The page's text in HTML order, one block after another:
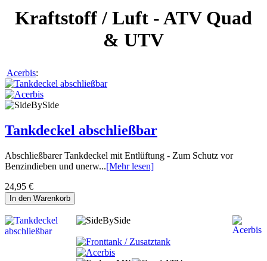
Kraftstoff / Luft - ATV Quad
& UTV
Acerbis:
Tankdeckel abschließbar
Abschließbarer Tankdeckel mit Entlüftung - Zum Schutz vor
Benzindieben und unerw...[Mehr lesen]
24,95 €
In den Warenkorb